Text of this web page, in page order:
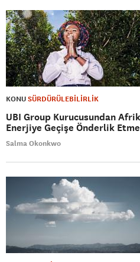
KONUSÜRDÜRÜLEBİLİRLİK
UBI Group Kurucusundan
Enerjiye Geçişe Önderlik
Salma Okonkwo